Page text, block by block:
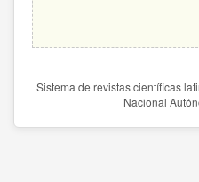
Sistema de revistas científicas
Nacional